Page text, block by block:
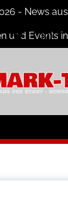
- News
und Events